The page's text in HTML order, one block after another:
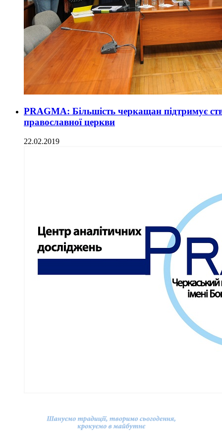
PRAGMA: Більшість черкащан підтримує
православної церкви
22.02.2019